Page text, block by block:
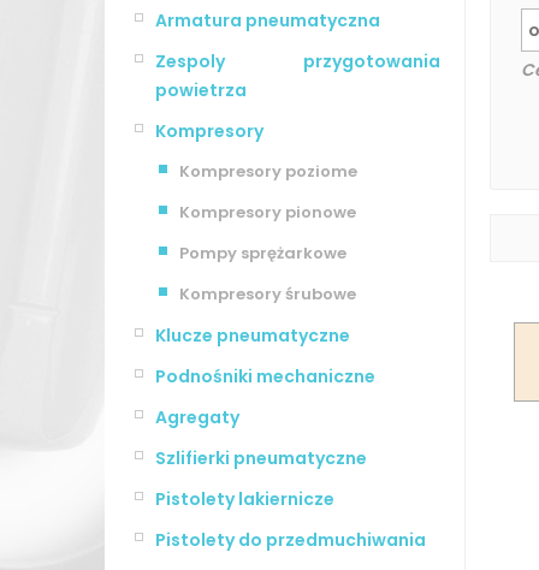
Armatura pneumatyczna
Zespoly przygotowania
powietrza
Kompresory
Kompresory poziome
Kompresory pionowe
Pompy sprężarkowe
Kompresory śrubowe
Klucze pneumatyczne
Podnośniki mechaniczne
Agregaty
Szlifierki pneumatyczne
Pistolety lakiernicze
Pistolety do przedmuchiwania